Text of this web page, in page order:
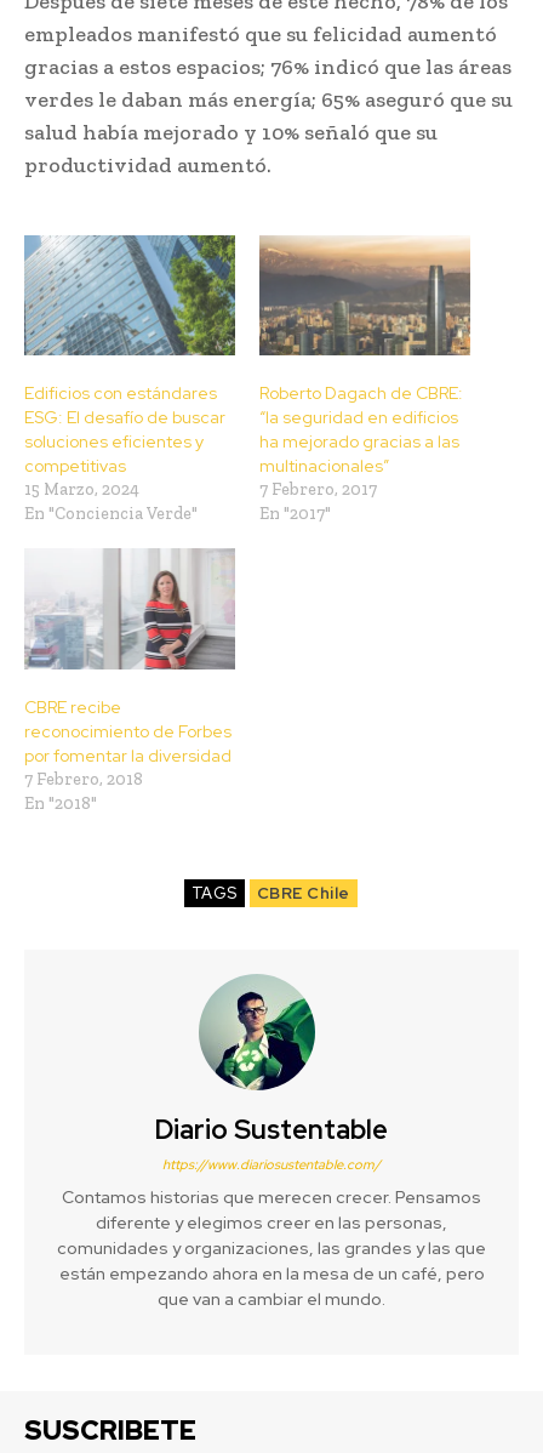
empleados manifestó que su felicidad aumentó
gracias a estos espacios; 76% indicó que las áreas
verdes le daban más energía; 65% aseguró que su
salud había mejorado y 10% señaló que su
productividad aumentó.
Edificios con estándares
ESG: El desafío de buscar
soluciones eficientes y
competitivas
15 Marzo, 2024
En "Conciencia Verde"
Roberto Dagach de CBRE:
“la seguridad en edificios
ha mejorado gracias a las
multinacionales”
7 Febrero, 2017
En "2017"
CBRE recibe
reconocimiento de Forbes
por fomentar la diversidad
7 Febrero, 2018
En "2018"
TAGS CBRE Chile
Diario Sustentable
https://www.diariosustentable.com/
Contamos historias que merecen crecer. Pensamos
diferente y elegimos creer en las personas,
comunidades y organizaciones, las grandes y las que
están empezando ahora en la mesa de un café, pero
que van a cambiar el mundo.
SUSCRIBETE